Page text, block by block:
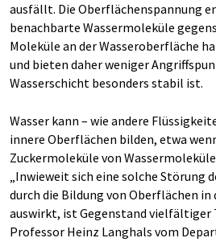
ausfällt. Die Oberflächenspannung
benachbarte Wassermoleküle
Moleküle an der Wasseroberfläche
und bieten daher weniger
Wasserschicht besonders stabil ist.
Wasser kann – wie andere
innere Oberflächen bilden, etwa
Zuckermoleküle von
„Inwieweit sich eine solche Störung
durch die Bildung von Oberflächen
auswirkt, ist Gegenstand vielfältiger
Professor Heinz Langhals vom